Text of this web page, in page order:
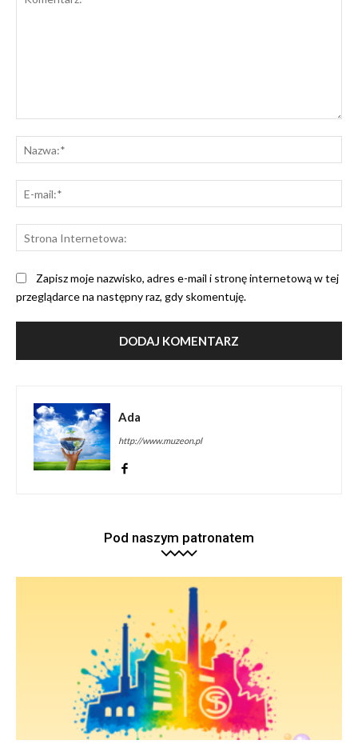
Zapisz moje nazwisko, adres e-mail i stronę internetową w tej
przeglądarce na następny raz, gdy skomentuję.
Ada
http://www.muzeon.pl
Pod naszym patronatem